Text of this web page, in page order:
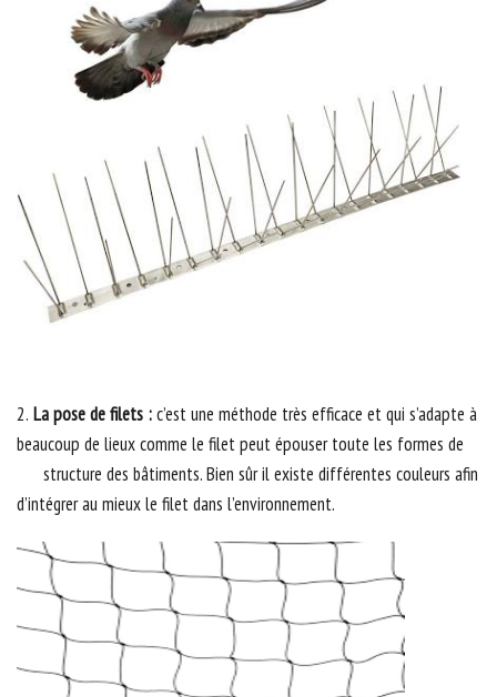
2. La pose de filets :c’est une méthode très efficace et qui s’adapte à
beaucoup de lieux comme le filet peut épouser toute les formes de
structure des bâtiments. Bien sûr il existe différentes couleurs afin
d’intégrer au mieux le filet dans l’environnement.